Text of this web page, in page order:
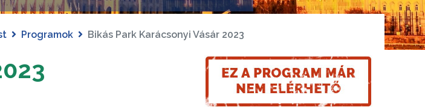
Programok Bikás Park Karácsonyi Vásár 2023